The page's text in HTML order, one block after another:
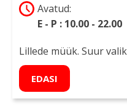
Avatud:
E - P : 10.00 - 22.00
Lillede müük. Suur
EDASI